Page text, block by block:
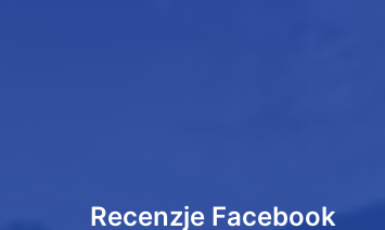
Recenzje Facebook